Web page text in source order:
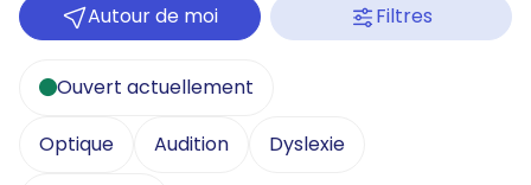
Autour de moi Filtres
Ouvert actuellement
Optique Audition Dyslexie